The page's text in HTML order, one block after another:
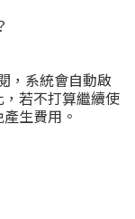
，系統會自動啟
若不打算繼續使
生費用。